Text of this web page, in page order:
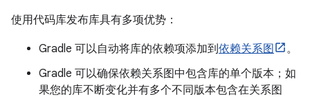
使用代码库发布库具有多项优势：
Gradle 可以自动将库的依赖项添加到依赖关系图
。
Gradle 可以确保依赖关系图中包含库的单个版本；如
果您的库不断变化并有多个不同版本包含在关系图